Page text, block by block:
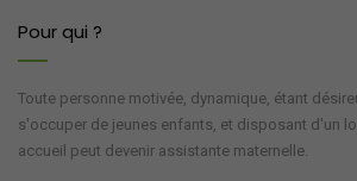
Pour qui ?
Toute personne motivée, dynamique, étant
s'occuper de jeunes enfants, et disposant d'un
accueil peut devenir assistante maternelle.